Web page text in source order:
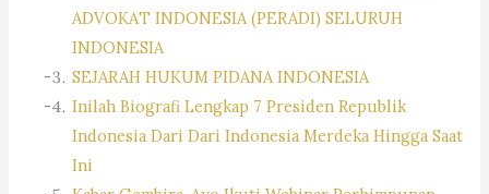
ADVOKAT INDONESIA (PERADI) SELURUH
INDONESIA
SEJARAH HUKUM PIDANA INDONESIA
Inilah Biografi Lengkap 7 Presiden Republik
Indonesia Dari Dari Indonesia Merdeka Hingga Saat
Ini